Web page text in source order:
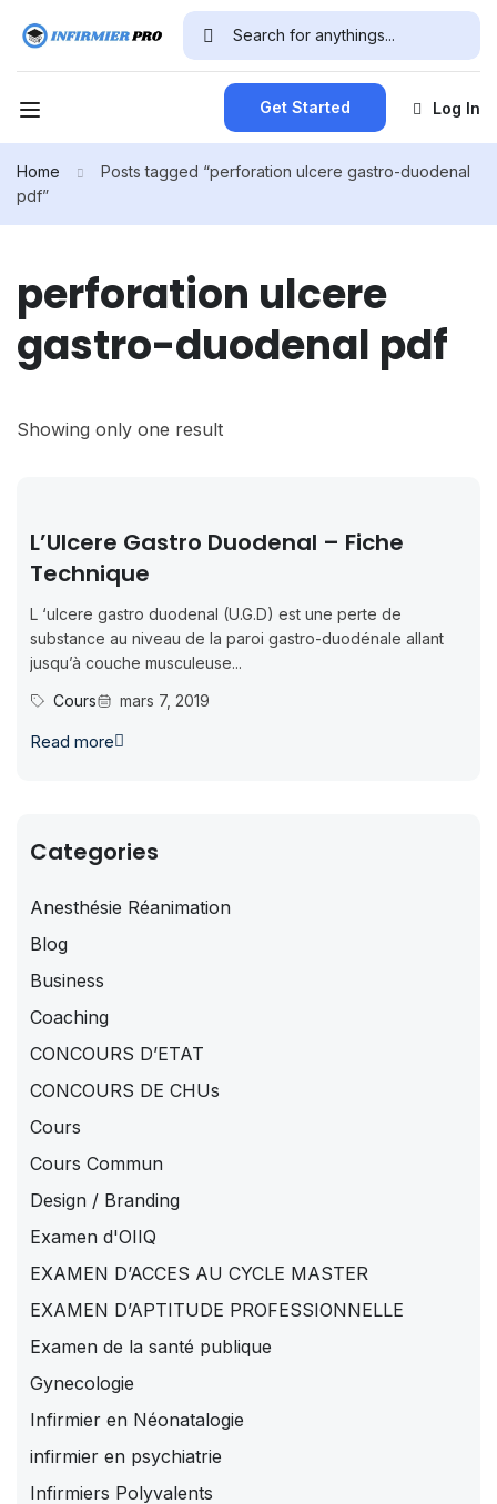
Get Started Log In
Home
Posts tagged “perforation ulcere gastro-duodenal
pdf”
perforation ulcere
gastro-duodenal pdf
Showing only one result
L’Ulcere Gastro Duodenal – Fiche
Technique
L ‘ulcere gastro duodenal (U.G.D) est une perte de
substance au niveau de la paroi gastro-duodénale allant
jusqu’à couche musculeuse...
Cours
mars 7, 2019
Read more
Categories
Anesthésie Réanimation
Blog
Business
Coaching
CONCOURS D’ETAT
CONCOURS DE CHUs
Cours
Cours Commun
Design / Branding
Examen d'OIIQ
EXAMEN D’ACCES AU CYCLE MASTER
EXAMEN D’APTITUDE PROFESSIONNELLE
Examen de la santé publique
Gynecologie
Infirmier en Néonatalogie
infirmier en psychiatrie
Infirmiers Polyvalents